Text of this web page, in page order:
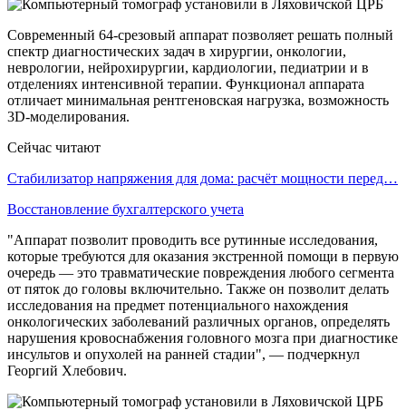
Современный 64-срезовый аппарат позволяет решать полный
спектр диагностических задач в хирургии, онкологии,
неврологии, нейрохирургии, кардиологии, педиатрии и в
отделениях интенсивной терапии. Функционал аппарата
отличает минимальная рентгеновская нагрузка, возможность
3D-моделирования.
Сейчас читают
Стабилизатор напряжения для дома: расчёт мощности перед…
Восстановление бухгалтерского учета
"Аппарат позволит проводить все рутинные исследования,
которые требуются для оказания экстренной помощи в первую
очередь — это травматические повреждения любого сегмента
от пяток до головы включительно. Также он позволит делать
исследования на предмет потенциального нахождения
онкологических заболеваний различных органов, определять
нарушения кровоснабжения головного мозга при диагностике
инсультов и опухолей на ранней стадии", — подчеркнул
Георгий Хлебович.